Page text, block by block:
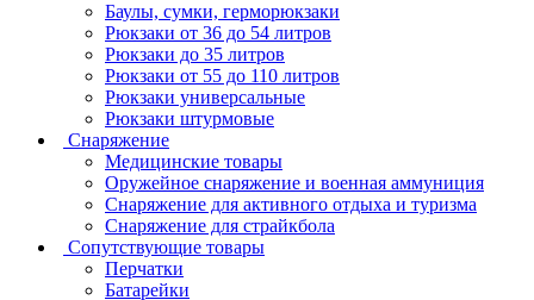
Баулы, сумки, герморюкзаки
Рюкзаки от 36 до 54 литров
Рюкзаки до 35 литров
Рюкзаки от 55 до 110 литров
Рюкзаки универсальные
Рюкзаки штурмовые
Снаряжение
Медицинские товары
Оружейное снаряжение и военная аммуниция
Снаряжение для активного отдыха и туризма
Снаряжение для страйкбола
Сопутствующие товары
Перчатки
Батарейки